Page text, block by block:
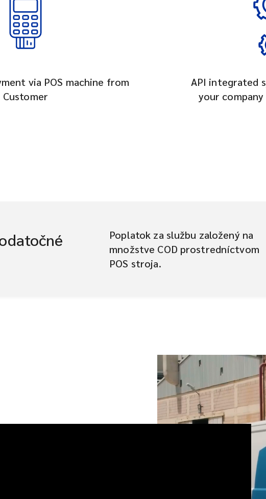
via POS machine from
Customer
API integrated
your
Poplatok za službu založený na
množstve COD prostredníctvom
POS stroja.